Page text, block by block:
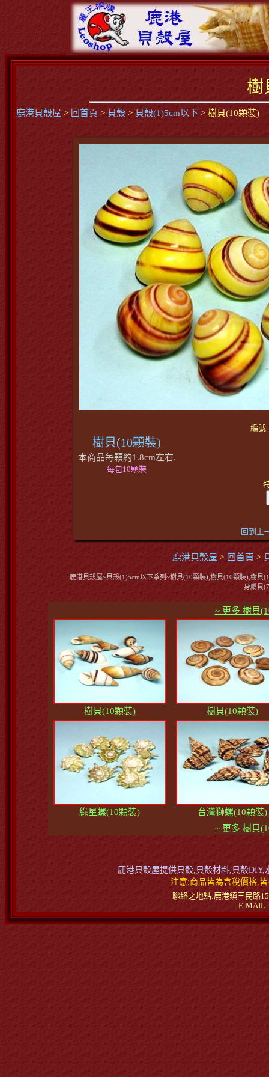
樹
鹿港貝殼屋 > 回首頁 > 貝殼 > 貝殼(1)5cm以下 > 樹貝(10顆裝)
編號
樹貝(10顆裝)
本商品每顆約1.8cm左右.
每包10顆裝
回到上
鹿港貝殼屋 > 回首頁 >
鹿港貝殼屋~貝殼(1)5cm以下系列~樹貝(10顆裝),樹貝(10顆裝),樹
身扇貝
~ 更多 樹貝
樹貝(10顆裝) 樹貝(10顆裝)
綠星螺(10顆裝)
台灣獅螺(10顆裝)
~ 更多 樹貝
鹿港貝殼屋提供貝殼,貝殼材料,貝殼
注意:商品皆為含稅價格,
聯絡之地點:鹿港鎮三民路
E-MAIL: